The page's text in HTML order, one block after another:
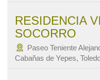
RESIDENCIA
SOCORRO
Paseo Teniente
Cabañas de Yepes,